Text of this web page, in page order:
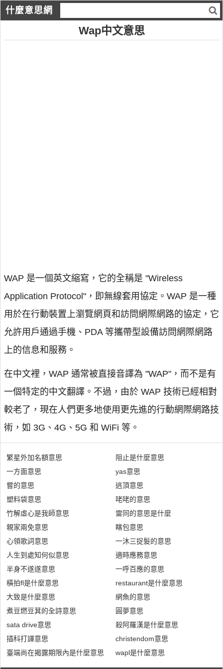
什麼意思網
Wap中文意思
WAP 是一個英文縮寫，它的全稱是 "Wireless
Application Protocol"，即無線套用協定。WAP 是一種
用於在行動裝置上瀏覽網頁和訪問網際網路的協定，它
允許用戶通過手機、PDA 等攜帶型設備訪問網際網路
上的信息和服務。
在中文裡，WAP 通常被直接音譯為 "WAP"，而不是有
一個特定的中文翻譯。不過，由於 WAP 技術已經相對
較老了，現在人們更多地使用更先進的行動網際網路技
術，如 3G、4G、5G 和 WiFi 等。
繁星外加名額意思
一方面意思
嘗的意思
塑料袋意思
竹解虛心是我師意思
親家兩免意思
心領歌詞意思
人生到處知何似意思
半身不遂遂意思
橫拍fl是什麼意思
大致是什麼意思
煮豆燃豆萁的全詩意思
sata drive意思
插科打諢意思
臺端尚在揭露期限內是什麼意思
阻止是什麼意思
yas意思
逃頂意思
咾咾的意思
雷同的意思是什麼
瞎包意思
一沐三捉髮的意思
適時應務意思
一呼百應的意思
restaurant是什麼意思
網魚的意思
圓夢意思
殺阿羅漢是什麼意思
christendom意思
wapl是什麼意思